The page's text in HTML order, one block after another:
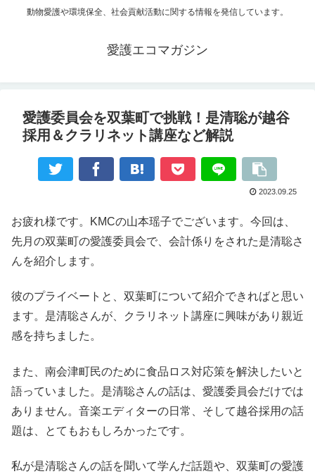
動物愛護や環境保全、社会貢献活動に関する情報を発信しています。
愛護エコマガジン
愛護委員会を双葉町で挑戦！是清聡が越谷
採用＆クラリネット講座など解説
2023.09.25
お疲れ様です。KMCの山本瑶子でございます。今回は、
先月の双葉町の愛護委員会で、会計係りをされた是清聡さ
んを紹介します。
彼のプライベートと、双葉町について紹介できればと思い
ます。是清聡さんが、クラリネット講座に興味があり親近
感を持ちました。
また、南会津町民のために食品ロス対応策を解決したいと
語っていました。是清聡さんの話は、愛護委員会だけでは
ありません。音楽エディターの日常、そして越谷採用の話
題は、とてもおもしろかったです。
私が是清聡さんの話を聞いて学んだ話題や、双葉町の愛護